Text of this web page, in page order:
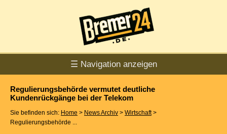
☰ Navigation anzeigen
Regulierungsbehörde vermutet deutliche
Kundenrückgänge bei der Telekom
Sie befinden sich: Home > News Archiv > Wirtschaft>
Regulierungsbehörde ...